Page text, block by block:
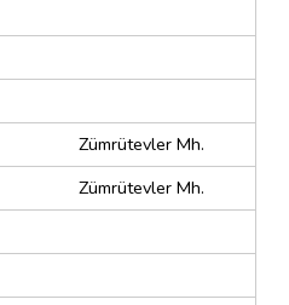
Zümrütevler Mh.
Zümrütevler Mh.